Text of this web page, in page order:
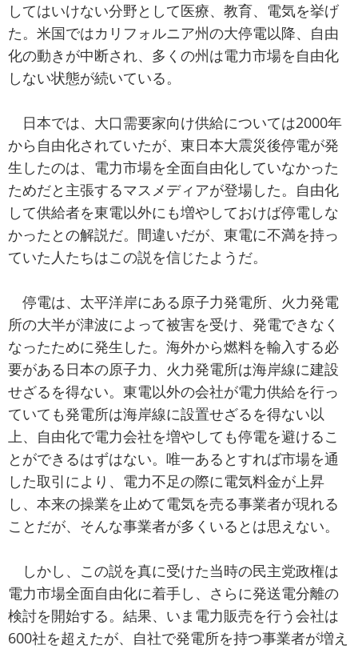
してはいけない分野として医療、教育、電気を挙げ
た。米国ではカリフォルニア州の大停電以降、自由
化の動きが中断され、多くの州は電力市場を自由化
しない状態が続いている。
日本では、大口需要家向け供給については2000年
から自由化されていたが、東日本大震災後停電が発
生したのは、電力市場を全面自由化していなかった
ためだと主張するマスメディアが登場した。自由化
して供給者を東電以外にも増やしておけば停電しな
かったとの解説だ。間違いだが、東電に不満を持っ
ていた人たちはこの説を信じたようだ。
停電は、太平洋岸にある原子力発電所、火力発電
所の大半が津波によって被害を受け、発電できなく
なったために発生した。海外から燃料を輸入する必
要がある日本の原子力、火力発電所は海岸線に建設
せざるを得ない。東電以外の会社が電力供給を行っ
ていても発電所は海岸線に設置せざるを得ない以
上、自由化で電力会社を増やしても停電を避けるこ
とができるはずはない。唯一あるとすれば市場を通
した取引により、電力不足の際に電気料金が上昇
し、本来の操業を止めて電気を売る事業者が現れる
ことだが、そんな事業者が多くいるとは思えない。
しかし、この説を真に受けた当時の民主党政権は
電力市場全面自由化に着手し、さらに発送電分離の
検討を開始する。結果、いま電力販売を行う会社は
600社を超えたが、自社で発電所を持つ事業者が増え